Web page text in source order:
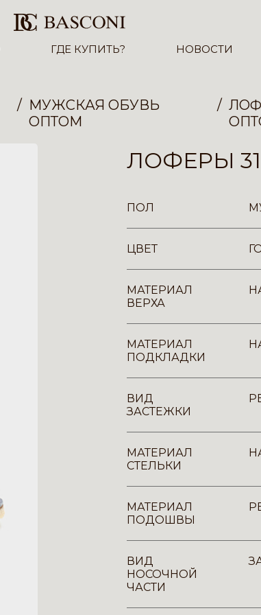
ГДЕ КУПИТЬ? НОВОСТИ
МУЖСКАЯ ОБУВЬ
ОПТОМ
ЛОФЕРЫ
ПОЛ
ЦВЕТ
МАТЕРИАЛ
ВЕРХА
МАТЕРИАЛ
ПОДКЛАДКИ
ВИД
ЗАСТЕЖКИ
МАТЕРИАЛ
СТЕЛЬКИ
МАТЕРИАЛ
ПОДОШВЫ
ВИД
НОСОЧНОЙ
ЧАСТИ